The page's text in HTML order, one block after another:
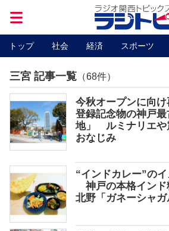
トップ 社会 経済 スポーツ
三宮 記事一覧 （68件）
今秋オープンに向
登録記念物の神戸
地」 ルミナリエや
おなじみ
“インドカレー”の
神戸の本格イン
北野「ガネーシャガ